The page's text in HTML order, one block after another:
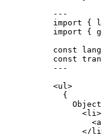
---
import {
import {
const
lang
const
---
<ul>
{
Object
<li>
<a
</ li